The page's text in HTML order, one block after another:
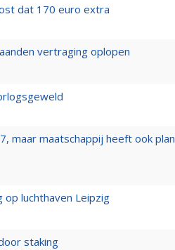
dat 170 euro extra
vertraging oplopen
maar maatschappij heeft ook plan
op luchthaven Leipzig
staking